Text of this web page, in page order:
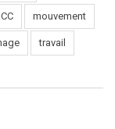
mouvement
travail